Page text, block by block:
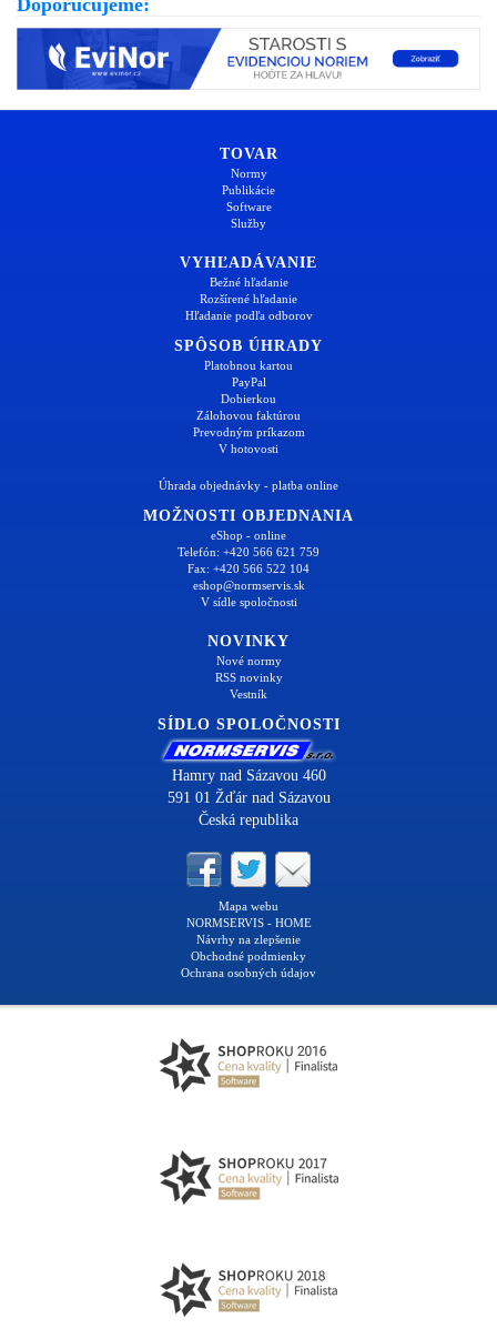
TOVAR
Normy
Publikácie
Software
Služby
VYHĽADÁVANIE
Bežné hľadanie
Rozšírené hľadanie
Hľadanie podľa odborov
SPÔSOB ÚHRADY
Platobnou kartou
PayPal
Dobierkou
Zálohovou faktúrou
Prevodným príkazom
V hotovosti
Úhrada objednávky - platba online
MOŽNOSTI OBJEDNANIA
eShop - online
Telefón: +420 566 621 759
Fax: +420 566 522 104
eshop@normservis.sk
V sídle spoločnosti
NOVINKY
Nové normy
RSS novinky
Vestník
SÍDLO SPOLOČNOSTI
Hamry nad Sázavou 460
591 01 Žďár nad Sázavou
Česká republika
Mapa webu
NORMSERVIS - HOME
Návrhy na zlepšenie
Obchodné podmienky
Ochrana osobných údajov